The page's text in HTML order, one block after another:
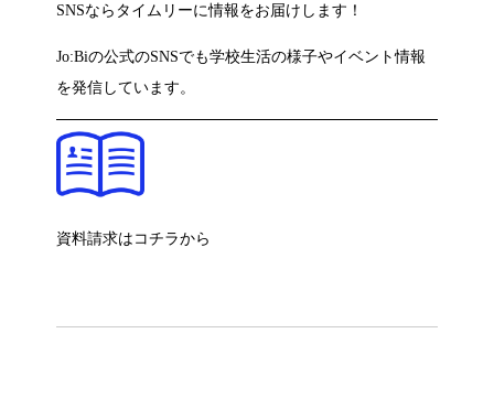
SNSならタイムリーに情報をお届けします！
Jo:Biの公式のSNSでも学校生活の様子やイベント情報
を発信しています。
資料請求はコチラから